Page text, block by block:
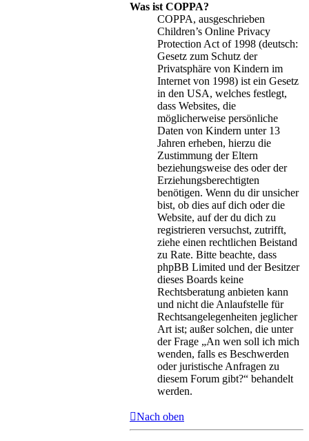
Was ist COPPA?
COPPA, ausgeschrieben
Children’s Online Privacy
Protection Act of 1998 (deutsch:
Gesetz zum Schutz der
Privatsphäre von Kindern im
Internet von 1998) ist ein Gesetz
in den USA, welches festlegt,
dass Websites, die
möglicherweise persönliche
Daten von Kindern unter 13
Jahren erheben, hierzu die
Zustimmung der Eltern
beziehungsweise des oder der
Erziehungsberechtigten
benötigen. Wenn du dir unsicher
bist, ob dies auf dich oder die
Website, auf der du dich zu
registrieren versuchst, zutrifft,
ziehe einen rechtlichen Beistand
zu Rate. Bitte beachte, dass
phpBB Limited und der Besitzer
dieses Boards keine
Rechtsberatung anbieten kann
und nicht die Anlaufstelle für
Rechtsangelegenheiten jeglicher
Art ist; außer solchen, die unter
der Frage „An wen soll ich mich
wenden, falls es Beschwerden
oder juristische Anfragen zu
diesem Forum gibt?“ behandelt
werden.
Nach oben